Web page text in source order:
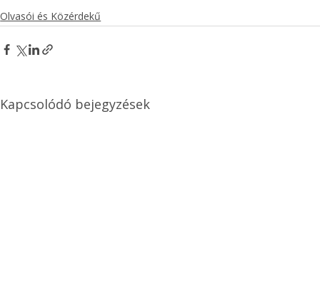
Olvasói és Közérdekű
Kapcsolódó bejegyzések